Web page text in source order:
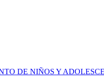
DE NIÑOS Y